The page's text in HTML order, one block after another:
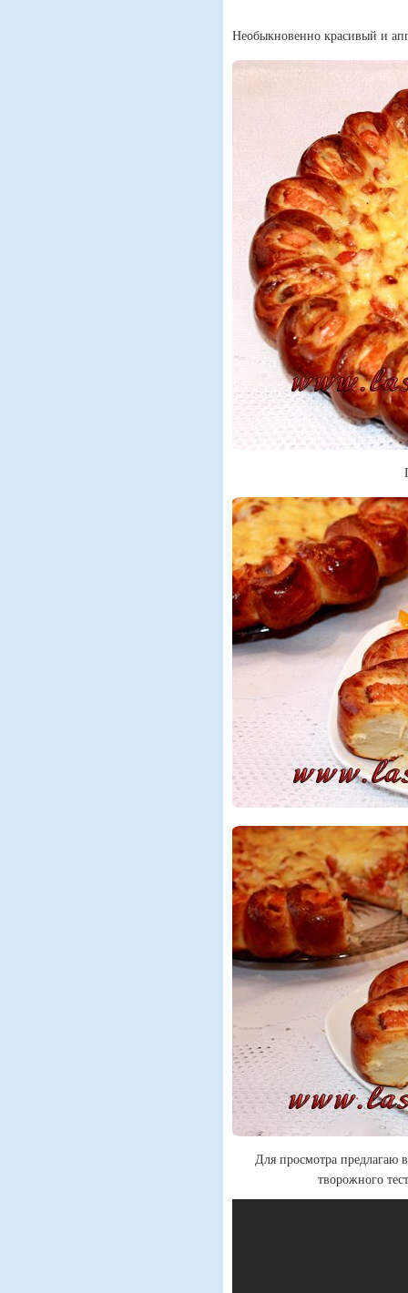
Необыкновенно красивый и
Для просмотра предлагаю
творожного